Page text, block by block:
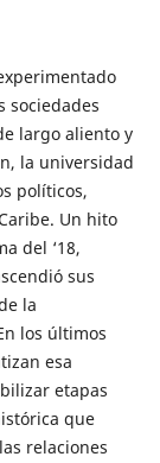
sociedades
largo aliento y
la universidad
políticos,
Un hito
del ‘18,
sus
la
los últimos
esa
etapas
que
relaciones